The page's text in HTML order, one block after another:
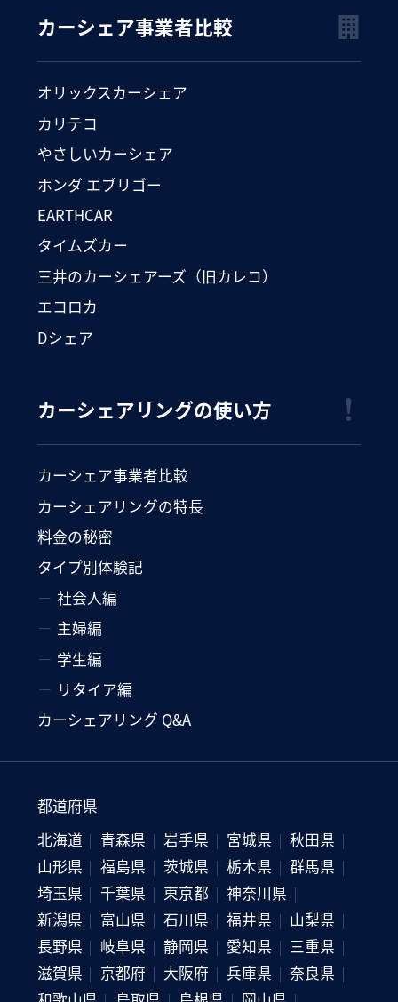
カーシェア事業者比較
オリックスカーシェア
カリテコ
やさしいカーシェア
ホンダ エブリゴー
EARTHCAR
タイムズカー
三井のカーシェアーズ（旧カレコ）
エコロカ
Dシェア
カーシェアリングの使い方
カーシェア事業者比較
カーシェアリングの特長
料金の秘密
タイプ別体験記
社会人編
主婦編
学生編
リタイア編
カーシェアリング Q&A
都道府県
北海道
青森県 岩手県 宮城県
秋田県
山形県
福島県 茨城県 栃木県
群馬県
埼玉県
千葉県 東京都
神奈川県
新潟県
富山県 石川県 福井県
山梨県
長野県
岐阜県 静岡県 愛知県
三重県
滋賀県
京都府 大阪府 兵庫県
奈良県